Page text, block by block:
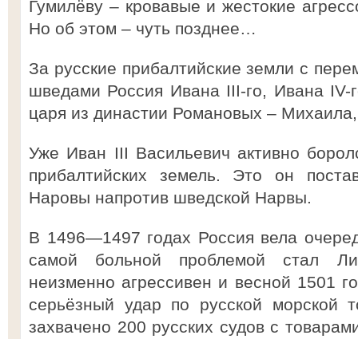
Гумилёву – кровавые и жестокие
Но об этом – чуть позднее…
За русские прибалтийские земли с
шведами Россия Ивана III-го, Ивана IV-
царя из династии Романовых –
Уже Иван III Васильевич активно
прибалтийских земель. Это он
Наровы напротив шведской Нарвы.
В 1496—1497 годах Россия вела
самой больной проблемой стал
неизменно агрессивен и весной 1501
серьёзный удар по русской морской
захвачено 200 русских судов с